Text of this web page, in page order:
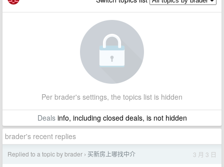
Per brader's settings, the topics list is hidden
Dealsinfo, including closed deals, is not hidden
brader's recent replies
Replied to a topic by brader › 买新房上哪找中介 3 月 3 日